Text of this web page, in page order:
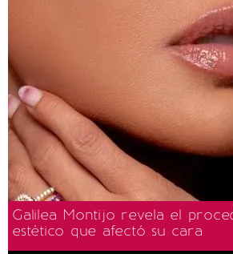
Galilea Montijo revela el
estético que afectó su cara